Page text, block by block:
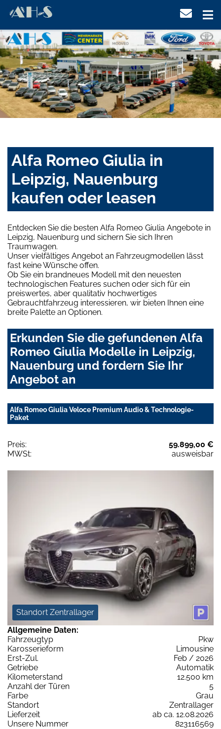
Alfa Romeo Giulia in
Leipzig, Nauenburg
kaufen oder leasen
Entdecken Sie die besten Alfa Romeo Giulia Angebote in
Leipzig, Nauenburg und sichern Sie sich Ihren
Traumwagen.
Unser vielfältiges Angebot an Fahrzeugmodellen lässt
fast keine Wünsche offen.
Ob Sie ein brandneues Modell mit den neuesten
technologischen Features suchen oder sich für ein
preiswertes, aber qualitativ hochwertiges
Gebrauchtfahrzeug interessieren, wir bieten Ihnen eine
breite Palette an Optionen.
Erkunden Sie die gefundenen Alfa
Romeo Giulia Modelle in Leipzig,
Nauenburg und fordern Sie Ihr
Angebot an
Alfa Romeo Giulia Veloce Premium Audio & Technologie-
Paket
Preis:
59.899,00 €
MWSt:
ausweisbar
Standort Zentrallager
Allgemeine Daten:
Fahrzeugtyp
Pkw
Karosserieform
Limousine
Erst-Zul.
Feb / 2026
Getriebe
Automatik
Kilometerstand
12.500 km
Anzahl der Türen
5
Farbe
Grau
Standort
Zentrallager
Lieferzeit
ab ca. 12.08.2026
Unsere Nummer
823116569